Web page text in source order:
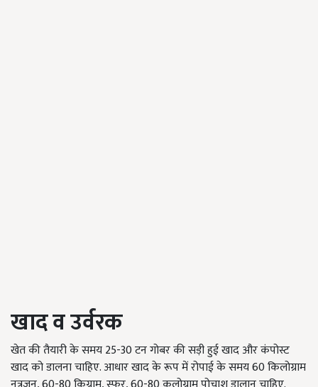
खाद व उर्वरक
खेत की तैयारी के समय 25-30 टन गोबर की सड़ी हुई खाद और कंपोस्ट
खाद को डालना चाहिए. आधार खाद के रूप में रोपाई के समय 60 किलोग्राम